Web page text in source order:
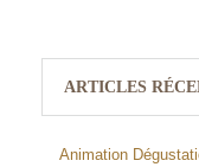
ARTICLES
Animation